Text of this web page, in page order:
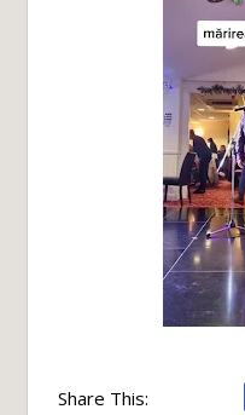
Share This: